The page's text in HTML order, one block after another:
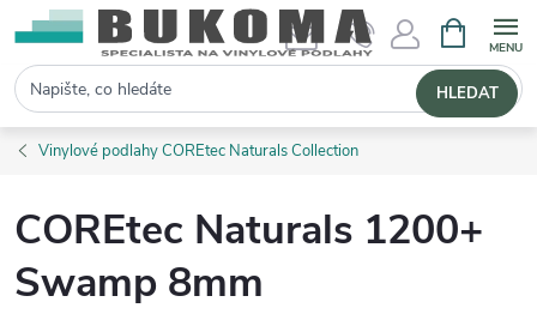
Hledat HLEDAT
Vinylové podlahy COREtec Naturals Collection
COREtec Naturals 1200+
Swamp 8mm